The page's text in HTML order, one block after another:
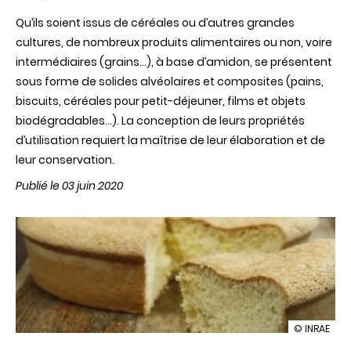
Qu’ils soient issus de céréales ou d’autres grandes
cultures, de nombreux produits alimentaires ou non, voire
intermédiaires (grains…), à base d’amidon, se présentent
sous forme de solides alvéolaires et composites (pains,
biscuits, céréales pour petit-déjeuner, films et objets
biodégradables…). La conception de leurs propriétés
d’utilisation requiert la maîtrise de leur élaboration et de
leur conservation.
Publié le 03 juin 2020
illustration
© INRAE